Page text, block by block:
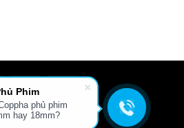
TÀI LIỆU LIÊN HỆ
Phim
phủ phim
hay 18mm?